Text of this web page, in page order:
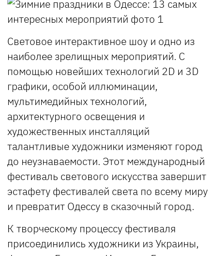
Световое интерактивное шоу и одно из
наиболее зрелищных мероприятий. С
помощью новейших технологий 2D и 3D
графики, особой иллюминации,
мультимедийных технологий,
архитектурного освещения и
художественных инсталляций
талантливые художники изменяют город
до неузнаваемости. Этот международный
фестиваль светового искусства завершит
эстафету фестивалей света по всему миру
и превратит Одессу в сказочный город.
К творческому процессу фестиваля
присоединились художники из Украины,